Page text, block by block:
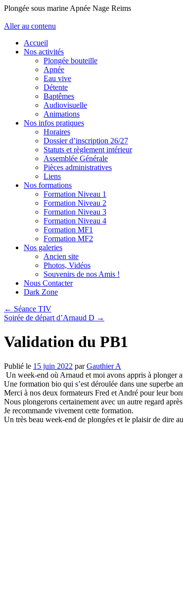
Plongée sous marine Apnée Nage Reims
Aller au contenu
Accueil
Nos activités
Plongée bouteille
Apnée
Eau vive
Détente
Baptêmes
Audiovisuelle
Animations
Nos infos pratiques
Horaires
Dossier d’inscription 26/27
Statuts et règlement intérieur
Assemblée Générale
Pièces administratives
Liens
Nos formations
Formation Niveau 1
Formation Niveau 2
Formation Niveau 3
Formation Niveau 4
Formation MF1
Formation MF2
Nos galeries
Ancien site
Photos, Vidéos
Souvenirs de nos Amis !
Nous Contacter
Dark Zone
← Séance TIV
Soirée de départ d’Arnaud D →
Validation du PB1
Publié le 15 juin 2022 par Gauthier A
Un week-end où Arnaud et moi avons appris à plonger
Une formation bio qui s’est déroulée dans une superbe
Merci à nos deux formateurs Fred et André pour leur
Nous plongerons certainement avec un autre regard
Je recommande vivement cette formation.
Un très beau week-end de plongées et le plaisir de dire